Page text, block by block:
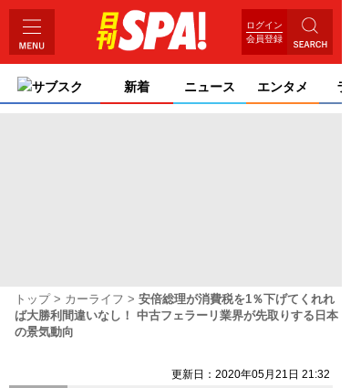
ログイン
会員登録
サブスク 新着 ニュース エンタメ ライ
トップ カーライフ
安倍総理が消費税を1％下げてくれれ
ば大勝利間違いなし！ 中古フェラーリ業界が先取りする日本
の景気動向
更新日：2020年05月21日 21:32